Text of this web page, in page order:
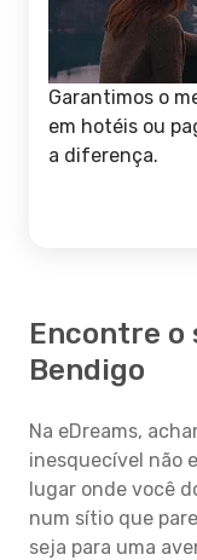
Garantimos o
em hotéis ou
a diferença.
Encontre o
Bendigo
Na eDreams,
inesquecível não
lugar onde você
num sítio que
seja para uma